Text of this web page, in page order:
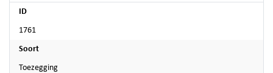
ID
1761
Soort
Toezegging